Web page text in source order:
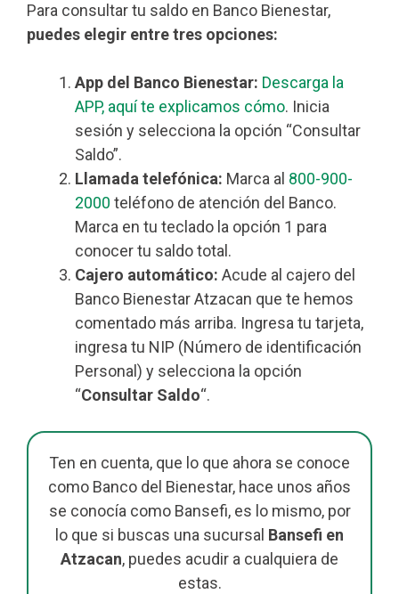
Para consultar tu saldo en Banco Bienestar,
puedes elegir entre tres opciones:
App del Banco Bienestar: Descarga la
APP, aquí te explicamos cómo. Inicia
sesión y selecciona la opción “Consultar
Saldo”.
Llamada telefónica: Marca al 800-900-
2000 teléfono de atención del Banco.
Marca en tu teclado la opción 1 para
conocer tu saldo total.
Cajero automático: Acude al cajero del
Banco Bienestar Atzacan que te hemos
comentado más arriba. Ingresa tu tarjeta,
ingresa tu NIP (Número de identificación
Personal) y selecciona la opción
“Consultar Saldo“.
Ten en cuenta, que lo que ahora se conoce
como Banco del Bienestar, hace unos años
se conocía como Bansefi, es lo mismo, por
lo que si buscas una sucursal Bansefi en
Atzacan, puedes acudir a cualquiera de
estas.